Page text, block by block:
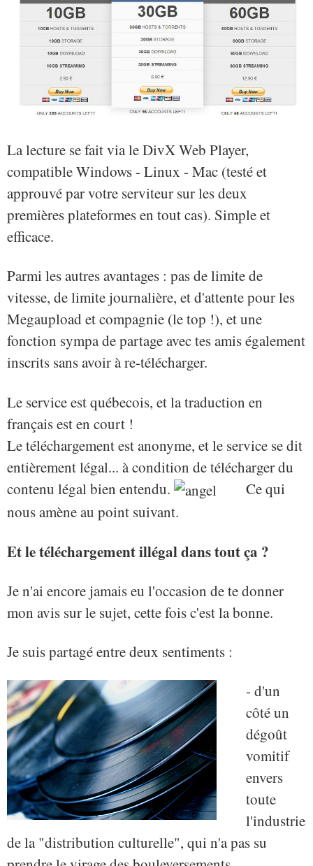
La lecture se fait via le DivX Web Player,
compatible Windows - Linux - Mac (testé et
approuvé par votre serviteur sur les deux
premières plateformes en tout cas). Simple et
efficace.
Parmi les autres avantages : pas de limite de
vitesse, de limite journalière, et d'attente pour les
Megaupload et compagnie (le top !), et une
fonction sympa de partage avec tes amis également
inscrits sans avoir à re-télécharger.
Le service est québecois, et la traduction en
français est en court !
Le téléchargement est anonyme, et le service se dit
entièrement légal... à condition de télécharger du
contenu légal bien entendu.
Ce qui
nous amène au point suivant.
Et le téléchargement illégal dans tout ça ?
Je n'ai encore jamais eu l'occasion de te donner
mon avis sur le sujet, cette fois c'est la bonne.
Je suis partagé entre deux sentiments :
- d'un
côté un
dégoût
vomitif
envers
toute
l'industrie
de la "distribution culturelle", qui n'a pas su